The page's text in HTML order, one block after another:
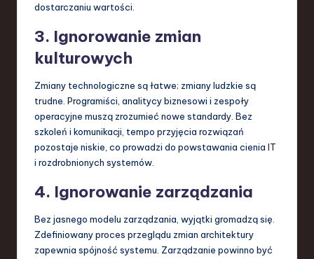
dostarczaniu wartości.
3. Ignorowanie zmian
kulturowych
Zmiany technologiczne są łatwe; zmiany ludzkie są
trudne. Programiści, analitycy biznesowi i zespoły
operacyjne muszą zrozumieć nowe standardy. Bez
szkoleń i komunikacji, tempo przyjęcia rozwiązań
pozostaje niskie, co prowadzi do powstawania cienia IT
i rozdrobnionych systemów.
4. Ignorowanie zarządzania
Bez jasnego modelu zarządzania, wyjątki gromadzą się.
Zdefiniowany proces przeglądu zmian architektury
zapewnia spójność systemu. Zarządzanie powinno być